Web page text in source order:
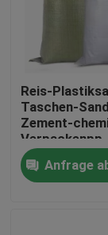
Reis-
Taschen-
Zement-
Verpackenpp.
gesponnenes
Polyäthylen
Anfrage